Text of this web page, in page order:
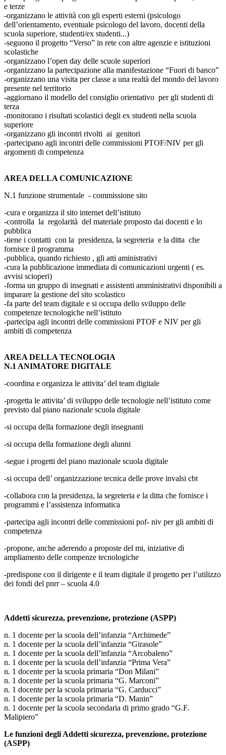
e terze
-organizzano le attività con gli esperti esterni (psicologo
dell’orientamento, eventuale psicologo del lavoro, docenti della
scuola superiore, studenti/ex studenti...)
-seguono il progetto “Verso” in rete con altre agenzie e istituzioni
scolastiche
-organizzano l’open day delle scuole superiori
-organizzano la partecipazione alla manifestazione “Fuori di banco”
-organizzano una visita per classe a una realtà del mondo del lavoro
presente nel territorio
-aggiornano il modello del consiglio orientativo per gli studenti di
terza
-monitorano i risultati scolastici degli ex studenti nella scuola
superiore
-organizzano gli incontri rivolti ai genitori
-partecipano agli incontri delle commissioni PTOF/NIV per gli
argomenti di competenza
AREA DELLA COMUNICAZIONE
N.1 funzione strumentale - commissione sito
-cura e organizza il sito internet dell’istituto
-controlla la regolarità del materiale proposto dai docenti e lo
pubblica
-tiene i contatti con la presidenza, la segreteria e la ditta che
fornisce il programma
-pubblica, quando richiesto , gli atti aministrativi
-cura la pubblicazione immediata di comunicazioni urgenti ( es.
avvisi scioperi)
-forma un gruppo di insegnati e assistenti amministrativi disponibili a
imparare la gestione del sito scolastico
-fa parte del team digitale e si occupa dello sviluppo delle
competenze tecnologiche nell’istituto
-partecipa agli incontri delle commissioni PTOF e NIV per gli
ambiti di competenza
AREA DELLA TECNOLOGIA
N.1 ANIMATORE DIGITALE
-coordina e organizza le attivita’ del team digitale
-progetta le attivita’ di sviluppo delle tecnologie nell’istituto come
previsto dal piano nazionale scuola digitale
-si occupa della formazione degli insegnanti
-si occupa della formazione degli alunni
-segue i progetti del piano mazionale scuola digitale
-si occupa dell’ organizzazione tecnica delle prove invalsi cbt
-collabora con la presidenza, la segreteria e la ditta che fornisce i
programmi e l’assistenza informatica
-partecipa agli incontri delle commissioni pof- niv per gli ambiti di
competenza
-propone, anche aderendo a proposte del mi, iniziative di
ampliamento delle compenze tecnologiche
-predispone con il dirigente e il team digitale il progetto per l’utilizzo
dei fondi del pnrr – scuola 4.0
Addetti sicurezza, prevenzione, protezione (ASPP)
n. 1 docente per la scuola dell’infanzia “Archimede”
n. 1 docente per la scuola dell’infanzia “Girasole”
n. 1 docente per la scuola dell’infanzia “Arcobaleno”
n. 1 docente per la scuola dell’infanzia “Prima Vera”
n. 1 docente per la scuola primaria “Don Milani”
n. 1 docente per la scuola primaria “G. Marconi”
n. 1 docente per la scuola primaria “G. Carducci”
n. 1 docente per la scuola primaria “D. Manin”
n. 1 docente per la scuola secondaria di primo grado “G.F.
Malipiero”
Le funzioni degli Addetti sicurezza, prevenzione, protezione
(ASPP)